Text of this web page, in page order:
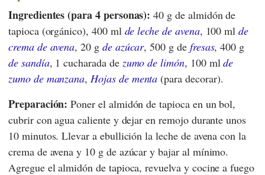
Ingredientes (para 4 personas): 40 g de almidón de
tapioca (orgánico), 400 ml de leche de avena, 100 mlde
crema de avena, 20 g de azúcar, 500 g de fresas, 400 g
de sandía, 1 cucharada de zumo de limón, 100 mlde
zumo de manzana, Hojas de menta (para decorar).
Preparación: Poner el almidón de tapioca en un bol,
cubrir con agua caliente y dejar en remojo durante unos
10 minutos. Llevar a ebullición la leche de avena con la
crema de avena y 10 g de azúcar y bajar al mínimo.
Agregue el almidón de tapioca, revuelva y cocine a fuego